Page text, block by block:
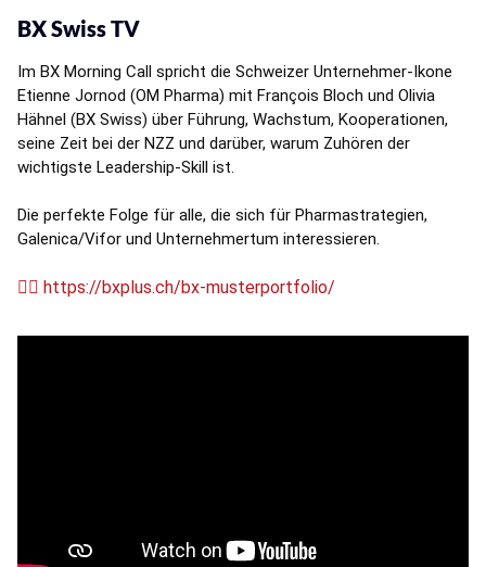
BX Swiss TV
Im BX Morning Call spricht die Schweizer Unternehmer-Ikone
Etienne Jornod (OM Pharma) mit François Bloch und Olivia
Hähnel (BX Swiss) über Führung, Wachstum, Kooperationen,
seine Zeit bei der NZZ und darüber, warum Zuhören der
wichtigste Leadership-Skill ist.
Die perfekte Folge für alle, die sich für Pharmastrategien,
Galenica/Vifor und Unternehmertum interessieren.
👉🏽 https://bxplus.ch/bx-musterportfolio/